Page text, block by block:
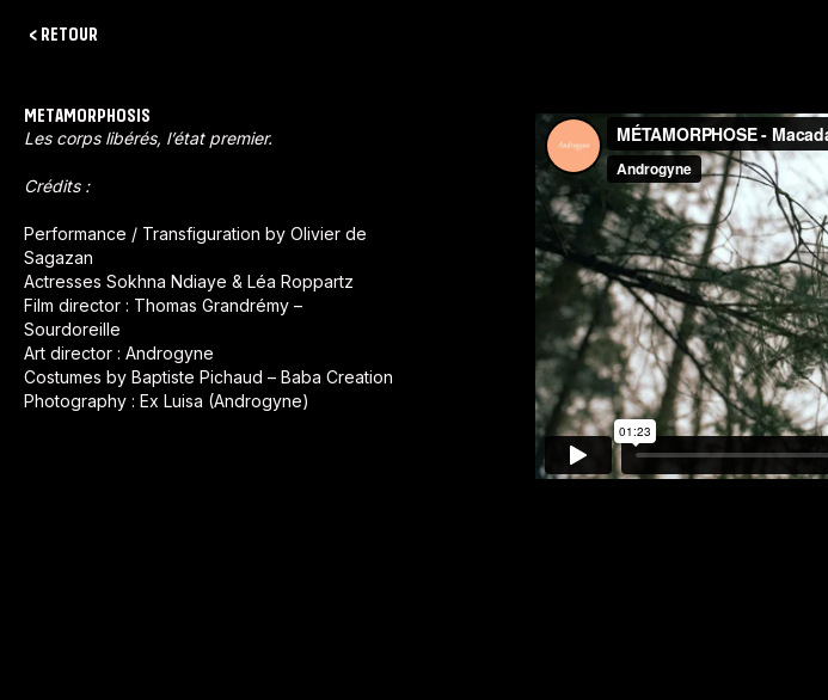
< RETOUR
METAMORPHOSIS
Les corps libérés, l’état premier.
Crédits :
Performance / Transfiguration by Olivier de
Sagazan
Actresses Sokhna Ndiaye & Léa Roppartz
Film director : Thomas Grandrémy –
Sourdoreille
Art director : Androgyne
Costumes by Baptiste Pichaud – Baba Creation
Photography : Ex Luisa (Androgyne)